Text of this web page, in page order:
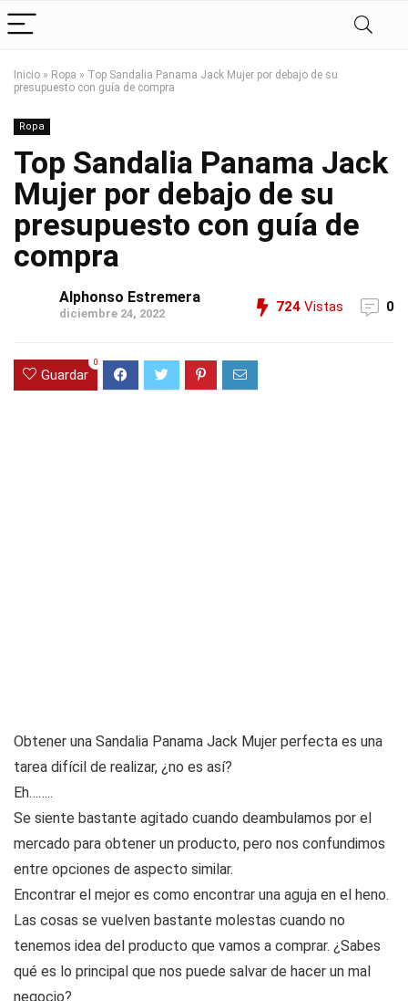
Inicio » Ropa » Top Sandalia Panama Jack Mujer por debajo de su
presupuesto con guía de compra
Ropa
Top Sandalia Panama Jack
Mujer por debajo de su
presupuesto con guía de
compra
Alphonso Estremera
diciembre 24, 2022 724 Vistas 0
Guardar
0
Obtener una Sandalia Panama Jack Mujer perfecta es una
tarea difícil de realizar, ¿no es así?
Eh……..
Se siente bastante agitado cuando deambulamos por el
mercado para obtener un producto, pero nos confundimos
entre opciones de aspecto similar.
Encontrar el mejor es como encontrar una aguja en el heno.
Las cosas se vuelven bastante molestas cuando no
tenemos idea del producto que vamos a comprar. ¿Sabes
qué es lo principal que nos puede salvar de hacer un mal
negocio?